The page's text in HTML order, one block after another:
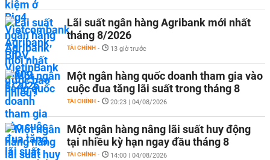
Lãi suất ngân hàng Agribank mới nhất
tháng 8/2026
TÀI CHÍNH - 13 giờ trước
Một ngân hàng quốc doanh tham gia vào
cuộc đua tăng lãi suất trong tháng 8
TÀI CHÍNH - 20:23 | 04/08/2026
Một ngân hàng nâng lãi suất huy động
tại nhiều kỳ hạn ngay đầu tháng 8
TÀI CHÍNH - 14:00 | 04/08/2026